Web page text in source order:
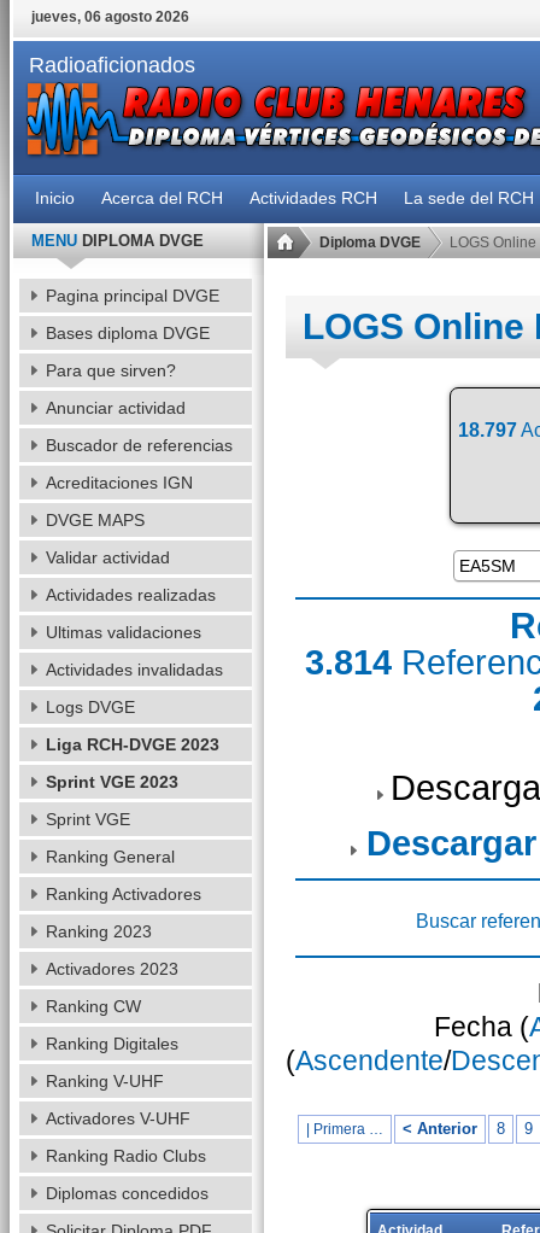
jueves, 06 agosto 2026
Radioaficionados
Inicio Acerca del RCH Actividades RCH La sede del RCH
Diploma DVGE LOGS Online
LOGS Online
18.797
3.814
Buscar
Fecha (
(Ascendente/
| Primera … < Anterior 8 9
MENUDIPLOMA DVGE
Pagina principal DVGE
Bases diploma DVGE
Para que sirven?
Anunciar actividad
Buscador de referencias
Acreditaciones IGN
DVGE MAPS
Validar actividad
Actividades realizadas
Ultimas validaciones
Actividades invalidadas
Logs DVGE
Liga RCH-DVGE 2023
Sprint VGE 2023
Sprint VGE
Ranking General
Ranking Activadores
Ranking 2023
Activadores 2023
Ranking CW
Ranking Digitales
Ranking V-UHF
Activadores V-UHF
Ranking Radio Clubs
Diplomas concedidos